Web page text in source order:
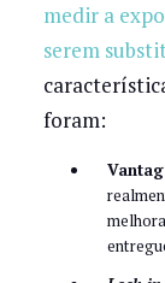
medir a
serem
foram: